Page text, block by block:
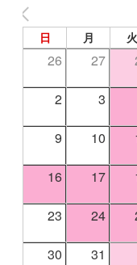
日 月 火
26 27
2 3
9 10
16 17
23 24
30 31